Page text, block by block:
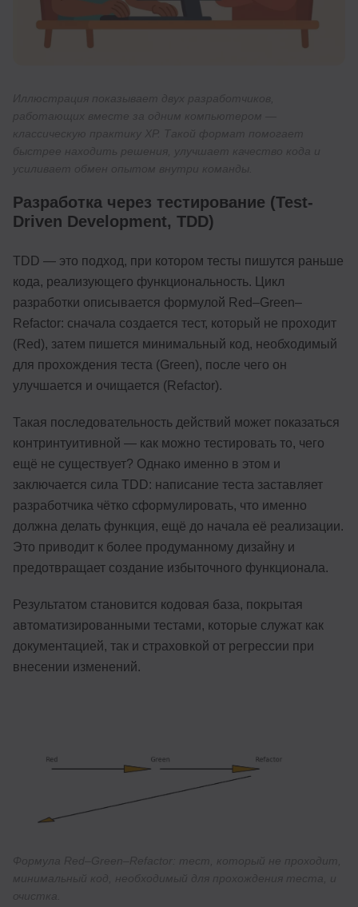
Разработка через тестирование (Test-
Driven Development, TDD)
TDD — это подход, при котором тесты пишутся раньше
кода, реализующего функциональность. Цикл
разработки описывается формулой Red–Green–
Refactor: сначала создается тест, который не проходит
(Red), затем пишется минимальный код, необходимый
для прохождения теста (Green), после чего он
улучшается и очищается (Refactor).
Такая последовательность действий может показаться
контринтуитивной — как можно тестировать то, чего
ещё не существует? Однако именно в этом и
заключается сила TDD: написание теста заставляет
разработчика чётко сформулировать, что именно
должна делать функция, ещё до начала её реализации.
Это приводит к более продуманному дизайну и
предотвращает создание избыточного функционала.
Результатом становится кодовая база, покрытая
автоматизированными тестами, которые служат как
документацией, так и страховкой от регрессии при
внесении изменений.